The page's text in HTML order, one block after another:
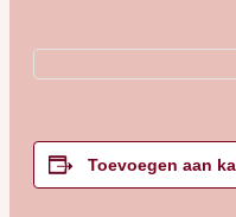
Toevoegen aan